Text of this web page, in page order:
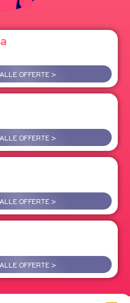
OFFERTE >
OFFERTE >
OFFERTE >
OFFERTE >